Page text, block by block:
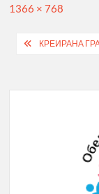
Full
1366 × 768
PostКРЕИРАНА